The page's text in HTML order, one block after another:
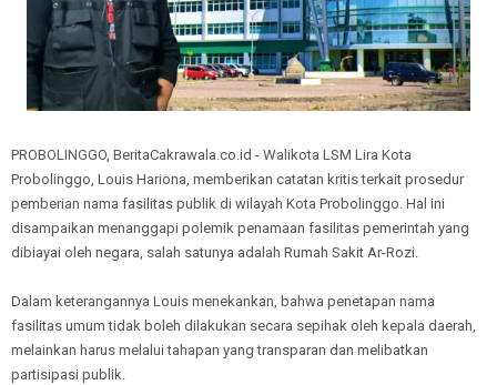
PROBOLINGGO, BeritaCakrawala.co.id - Walikota LSM Lira Kota
Probolinggo, Louis Hariona, memberikan catatan kritis terkait prosedur
pemberian nama fasilitas publik di wilayah Kota Probolinggo. Hal ini
disampaikan menanggapi polemik penamaan fasilitas pemerintah yang
dibiayai oleh negara, salah satunya adalah Rumah Sakit Ar-Rozi.
Dalam keterangannya Louis menekankan, bahwa penetapan nama
fasilitas umum tidak boleh dilakukan secara sepihak oleh kepala daerah,
melainkan harus melalui tahapan yang transparan dan melibatkan
partisipasi publik.